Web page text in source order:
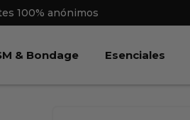
100% anónimos
& Bondage Abrir BDSM &
Esenciales